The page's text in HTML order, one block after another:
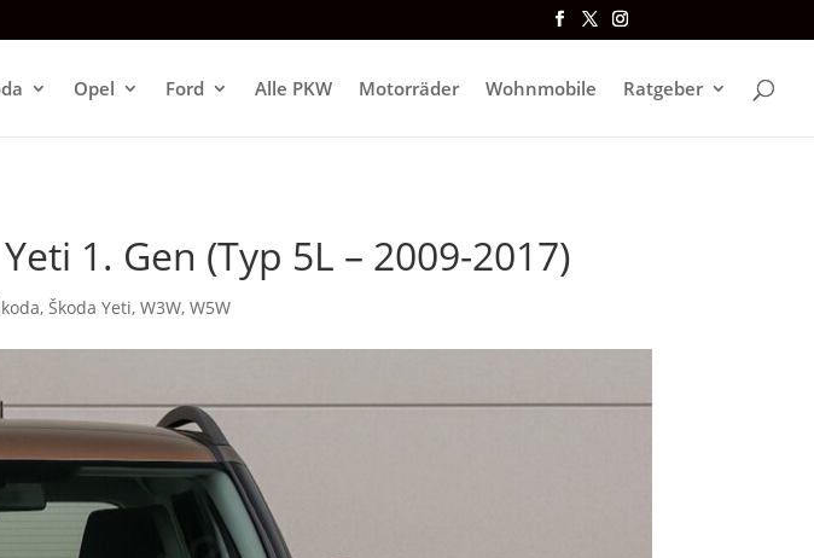
Opel Ford Alle PKW Motorräder Wohnmobile Ratgeber
1. Gen (Typ 5L – 2009-2017)
, Škoda Yeti,W3W,W5W